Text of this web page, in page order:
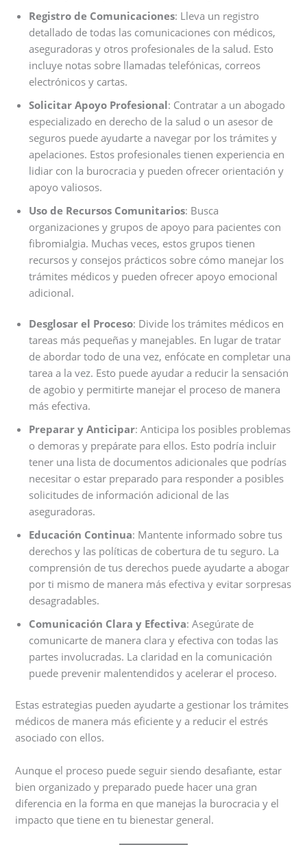
Registro de Comunicaciones: Lleva un registro
detallado de todas las comunicaciones con médicos,
aseguradoras y otros profesionales de la salud. Esto
incluye notas sobre llamadas telefónicas, correos
electrónicos y cartas.
Solicitar Apoyo Profesional: Contratar a un abogado
especializado en derecho de la salud o un asesor de
seguros puede ayudarte a navegar por los trámites y
apelaciones. Estos profesionales tienen experiencia en
lidiar con la burocracia y pueden ofrecer orientación y
apoyo valiosos.
Uso de Recursos Comunitarios: Busca
organizaciones y grupos de apoyo para pacientes con
fibromialgia. Muchas veces, estos grupos tienen
recursos y consejos prácticos sobre cómo manejar los
trámites médicos y pueden ofrecer apoyo emocional
adicional.
Desglosar el Proceso: Divide los trámites médicos en
tareas más pequeñas y manejables. En lugar de tratar
de abordar todo de una vez, enfócate en completar una
tarea a la vez. Esto puede ayudar a reducir la sensación
de agobio y permitirte manejar el proceso de manera
más efectiva.
Preparar y Anticipar: Anticipa los posibles problemas
o demoras y prepárate para ellos. Esto podría incluir
tener una lista de documentos adicionales que podrías
necesitar o estar preparado para responder a posibles
solicitudes de información adicional de las
aseguradoras.
Educación Continua: Mantente informado sobre tus
derechos y las políticas de cobertura de tu seguro. La
comprensión de tus derechos puede ayudarte a abogar
por ti mismo de manera más efectiva y evitar sorpresas
desagradables.
Comunicación Clara y Efectiva: Asegúrate de
comunicarte de manera clara y efectiva con todas las
partes involucradas. La claridad en la comunicación
puede prevenir malentendidos y acelerar el proceso.
Estas estrategias pueden ayudarte a gestionar los trámites
médicos de manera más eficiente y a reducir el estrés
asociado con ellos.
Aunque el proceso puede seguir siendo desafiante, estar
bien organizado y preparado puede hacer una gran
diferencia en la forma en que manejas la burocracia y el
impacto que tiene en tu bienestar general.